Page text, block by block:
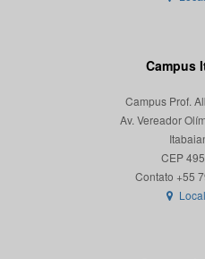
Campus
Campus Prof.
Av. Vereador
CEP